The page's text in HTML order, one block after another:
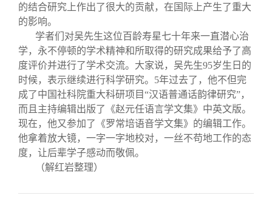
的结合研究上作出了很大的贡献，在国际上产生了重大
的影响。
学者们对吴先生这位百龄寿星七十年来一直潜心治
学，永不停顿的学术精神和所取得的研究成果给予了高
度评价并进行了学术交流。大家说，吴先生95岁生日的
时候，表示继续进行科学研究。 5年过去了，他不但完
成了中国社科院重大科研项目“汉语普通话韵律研究”，
而且主持编辑出版了《赵元任语言学文集》中英文版。
现在，他又参加了《罗常培语音学文集》的编辑工作。
他拿着放大镜，一字一字地校对，一丝不苟地工作的态
度，让后辈学子感动而敬佩。
（解红岩整理）